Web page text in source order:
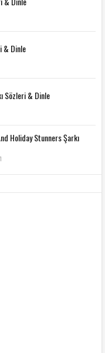
& Dinle
Sözleri & Dinle
Holiday Stunners Şarkı
1